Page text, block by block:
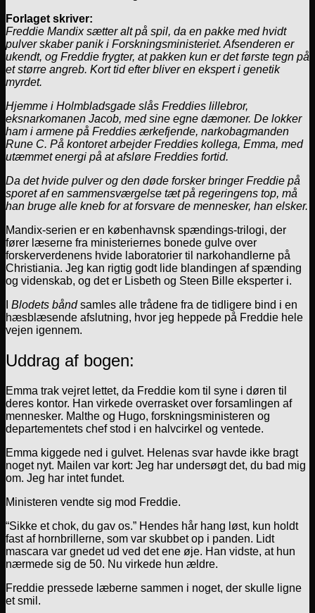
Forlaget skriver:
Freddie Mandix sætter alt på spil, da en pakke med hvidt
pulver skaber panik i Forskningsministeriet. Afsenderen er
ukendt, og Freddie frygter, at pakken kun er det første tegn på
et større angreb. Kort tid efter bliver en ekspert i genetik
myrdet.
Hjemme i Holmbladsgade slås Freddies lillebror,
eksnarkomanen Jacob, med sine egne dæmoner. De lokker
ham i armene på Freddies ærkefjende, narkobagmanden
Rune C. På kontoret arbejder Freddies kollega, Emma, med
utæmmet energi på at afsløre Freddies fortid.
Da det hvide pulver og den døde forsker bringer Freddie på
sporet af en sammensværgelse tæt på regeringens top, må
han bruge alle kneb for at forsvare de mennesker, han elsker.
Mandix-serien er en københavnsk spændings-trilogi, der
fører læserne fra ministeriernes bonede gulve over
forskerverdenens hvide laboratorier til narkohandlerne på
Christiania. Jeg kan rigtig godt lide blandingen af spænding
og videnskab, og det er Lisbeth og Steen Bille eksperter i.
Blodets båndsamles alle trådene fra de tidligere bind i en
hæsblæsende afslutning, hvor jeg heppede på Freddie hele
vejen igennem.
Uddrag af bogen:
Emma trak vejret lettet, da Freddie kom til syne i døren til
deres kontor. Han virkede overrasket over forsamlingen af
mennesker. Malthe og Hugo, forskningsministeren og
departementets chef stod i en halvcirkel og ventede.
Emma kiggede ned i gulvet. Helenas svar havde ikke bragt
noget nyt. Mailen var kort: Jeg har undersøgt det, du bad mig
om. Jeg har intet fundet.
Ministeren vendte sig mod Freddie.
“Sikke et chok, du gav os.” Hendes hår hang løst, kun holdt
fast af hornbrillerne, som var skubbet op i panden. Lidt
mascara var gnedet ud ved det ene øje. Han vidste, at hun
nærmede sig de 50. Nu virkede hun ældre.
Freddie pressede læberne sammen i noget, der skulle ligne
et smil.